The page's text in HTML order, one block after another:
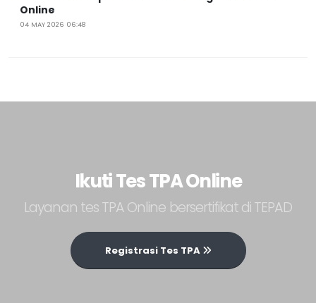
Online
04 MAY 2026 06:48
Ikuti Tes TPA Online
Layanan tes TPA Online bersertifikat di TEPAD
Registrasi Tes TPA